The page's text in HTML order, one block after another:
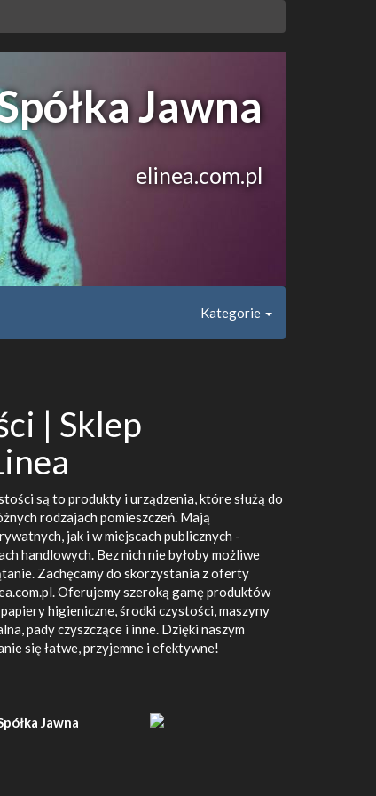
Jawna
elinea.com.pl
Kategorie
| Sklep
są to produkty i urządzenia, które służą do
rodzajach pomieszczeń. Mają
jak i w miejscach publicznych -
handlowych. Bez nich nie byłoby możliwe
Zachęcamy do skorzystania z oferty
Oferujemy szeroką gamę produktów
higieniczne, środki czystości, maszyny
pady czyszczące i inne. Dzięki naszym
się łatwe, przyjemne i efektywne!
Jawna